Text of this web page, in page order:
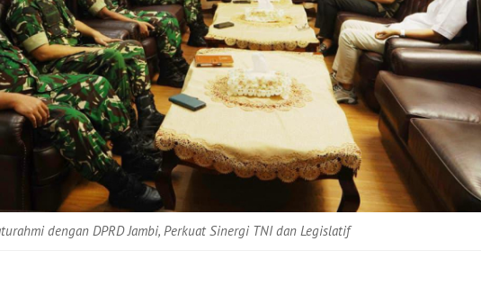
dengan DPRD Jambi, Perkuat Sinergi TNI dan Legislatif